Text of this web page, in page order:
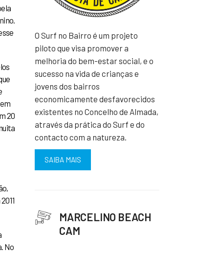
20
No
O Surf no Bairro é um projeto
piloto que visa promover a
melhoria do bem-estar social, e o
sucesso na vida de crianças e
jovens dos bairros
economicamente desfavorecidos
existentes no Concelho de Almada,
através da prática do Surf e do
contacto com a natureza.
SAIBA MAIS
MARCELINO BEACH
CAM